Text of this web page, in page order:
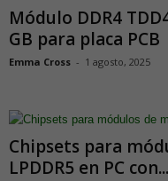
Módulo DDR4
GB para placa PCB
Emma Cross - 1 agosto, 2025
Chipsets para
LPDDR5 en PC con...